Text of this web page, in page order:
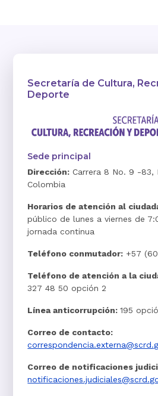
Secretaría de Cultura,
Deporte
Sede principal
Dirección: Carrera 8 No. 9 -83,
Colombia
Horarios de atención al
público de lunes a viernes de
jornada continua
Teléfono conmutador: +57
Teléfono de atención a la
327 48 50 opción 2
Línea anticorrupción:195
Correo de contacto:
Correo de notificaciones